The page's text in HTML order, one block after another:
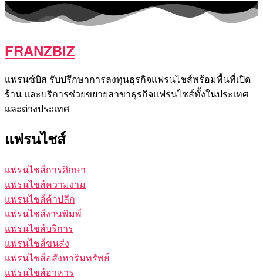
FRANZBIZ
แฟรนซ์บิส รับปรึกษาการลงทุนธุรกิจแฟรนไชส์พร้อมพื้นที่เปิด
ร้าน และบริการช่วยขยายสาขาธุรกิจแฟรนไชส์ทั้งในประเทศ
และต่างประเทศ
แฟรนไชส์
แฟรนไชส์การศึกษา
แฟรนไชส์ความงาม
แฟรนไชส์ค้าปลีก
แฟรนไชส์งานพิมพ์
แฟรนไชส์บริการ
แฟรนไชส์ขนส่ง
แฟรนไชส์อสังหาริมทรัพย์
แฟรนไชส์อาหาร